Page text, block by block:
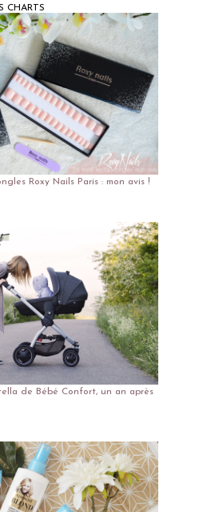
CHARTS
Roxy Nails Paris : mon avis !
de Bébé Confort, un an après